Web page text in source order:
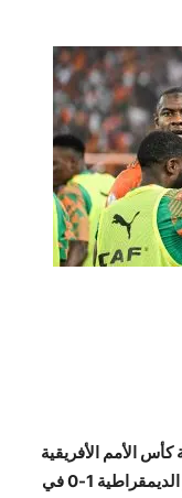
الأمم الأفريقية
لمواجهة نيجيريا في النهائي، بعد فوز الكونغو الديمقراطية 1-0 في